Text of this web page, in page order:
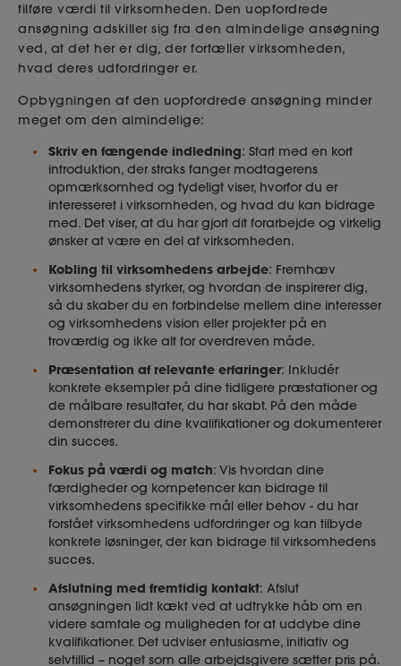
tilføre værdi til virksomheden. Den uopfordrede
ansøgning adskiller sig fra den almindelige ansøgning
ved, at det her er dig, der fortæller virksomheden,
hvad deres udfordringer er.
Opbygningen af den uopfordrede ansøgning minder
meget om den almindelige:
Skriv en fængende indledning: Start med en kort
introduktion, der straks fanger modtagerens
opmærksomhed og tydeligt viser, hvorfor du er
interesseret i virksomheden, og hvad du kan bidrage
med. Det viser, at du har gjort dit forarbejde og virkelig
ønsker at være en del af virksomheden.
Kobling til virksomhedens arbejde: Fremhæv
virksomhedens styrker, og hvordan de inspirerer dig,
så du skaber du en forbindelse mellem dine interesser
og virksomhedens vision eller projekter på en
troværdig og ikke alt for overdreven måde.
Præsentation af relevante erfaringer: Inkludér
konkrete eksempler på dine tidligere præstationer og
de målbare resultater, du har skabt. På den måde
demonstrerer du dine kvalifikationer og dokumenterer
din succes.
Fokus på værdi og match: Vis hvordan dine
færdigheder og kompetencer kan bidrage til
virksomhedens specifikke mål eller behov - du har
forstået virksomhedens udfordringer og kan tilbyde
konkrete løsninger, der kan bidrage til virksomhedens
succes.
Afslutning med fremtidig kontakt: Afslut
ansøgningen lidt kækt ved at udtrykke håb om en
videre samtale og muligheden for at uddybe dine
kvalifikationer. Det udviser entusiasme, initiativ og
selvtillid – noget som alle arbejdsgivere sætter pris på.